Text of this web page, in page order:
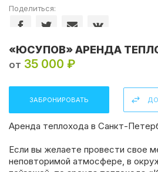
Поделиться:
«ЮСУПОВ» АРЕНДА
от 35 000 ₽
ЗАБРОНИРОВАТЬ
Аренда теплохода в Санкт-
Если вы желаете провести свое
неповторимой атмосфере, в